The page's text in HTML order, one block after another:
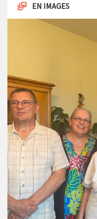
EN IMAGES